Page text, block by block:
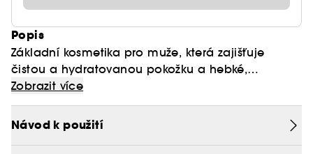
Popis
Základní kosmetika pro muže, která zajišťuje
čistou a hydratovanou pokožku a hebké,
sametové vousy.
Zobrazit více
Návod k použití